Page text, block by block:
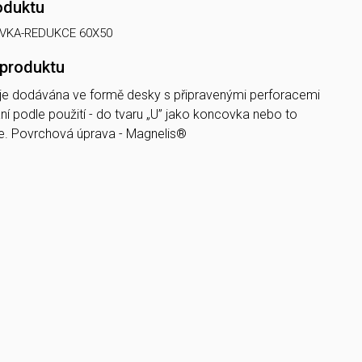
REDUKCE 60X50
dodávána ve formě desky s připravenými perforacemi
podle použití - do tvaru „U” jako koncovka nebo to
Povrchová úprava - Magnelis®